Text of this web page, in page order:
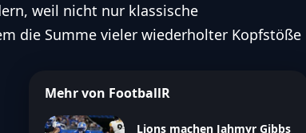
weil nicht nur klassische
die Summe vieler wiederholter Kopfstöße
Mehr von FootballR
Lions machen Jahmyr Gibbs